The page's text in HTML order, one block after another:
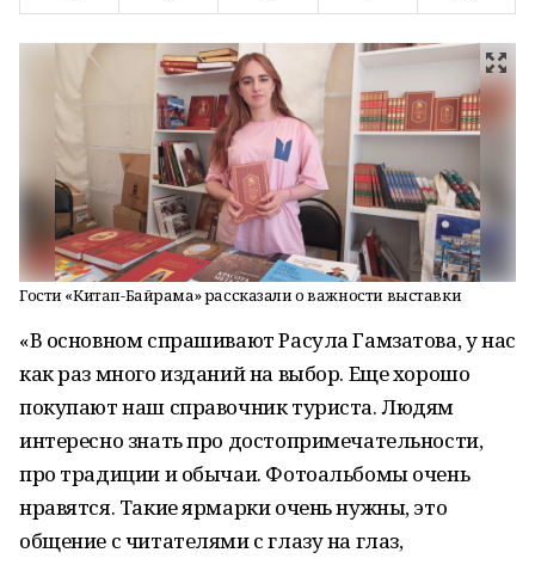
Гости «Китап-Байрама» рассказали о важности выставки
«В основном спрашивают Расула Гамзатова, у нас
как раз много изданий на выбор. Еще хорошо
покупают наш справочник туриста. Людям
интересно знать про достопримечательности,
про традиции и обычаи. Фотоальбомы очень
нравятся. Такие ярмарки очень нужны, это
общение с читателями с глазу на глаз,